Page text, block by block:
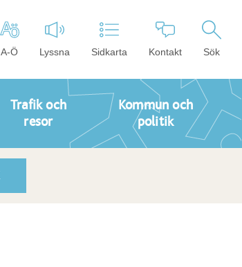
A-Ö Lyssna Sidkarta Kontakt Sök
Trafik och
resor
Kommun och
politik